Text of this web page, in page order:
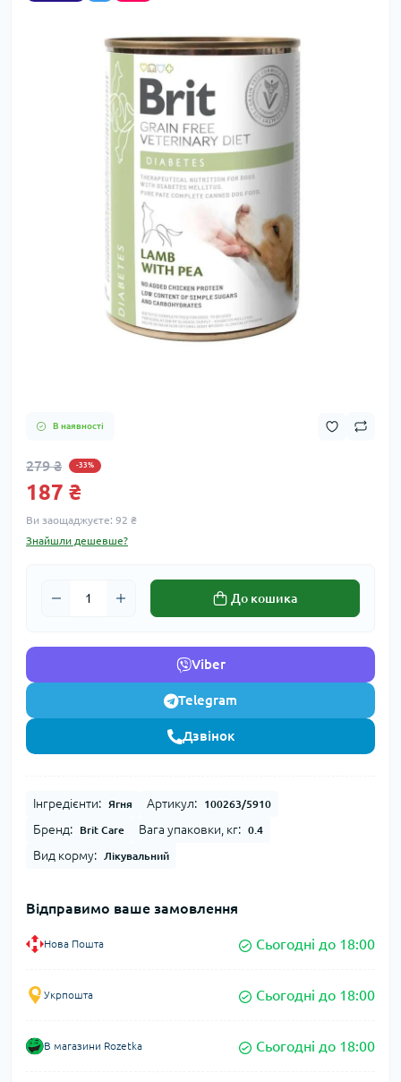
В наявності
279 ₴ -33%
187 ₴
Ви заощаджуєте: 92 ₴
Знайшли дешевше?
До кошика
Viber
Telegram
Дзвінок
Інгредієнти: Ягня Артикул: 100263/5910
Бренд: Brit Care Вага упаковки, кг: 0.4
Вид корму: Лікувальний
Відправимо ваше замовлення
Нова Пошта Сьогодні до 18:00
Укрпошта Сьогодні до 18:00
В магазини Rozetka Сьогодні до 18:00